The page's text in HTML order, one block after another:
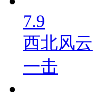
7.9
西北风云
一击